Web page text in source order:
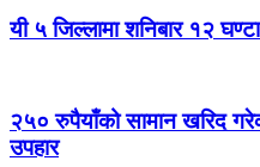
यी ५ जिल्लामा शनिबार १२
२५० रुपैयाँको सामान खरिद
उपहार